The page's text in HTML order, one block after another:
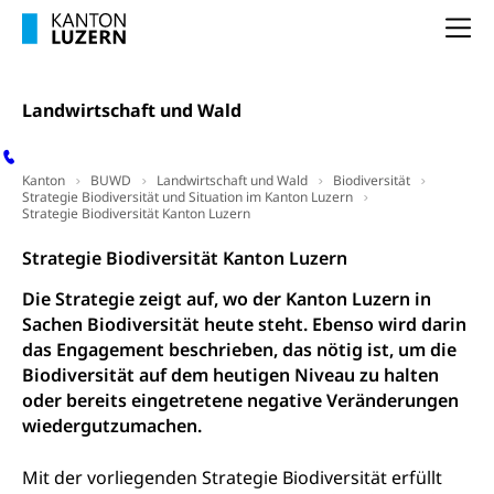
Landwirtschaft und Wald
Kanton BUWD Landwirtschaft und Wald
Biodiversität
Strategie Biodiversität und Situation im Kanton Luzern
Strategie Biodiversität Kanton Luzern
Strategie Biodiversität Kanton Luzern
Die Strategie zeigt auf, wo der Kanton Luzern in
Sachen Biodiversität heute steht. Ebenso wird darin
das Engagement beschrieben, das nötig ist, um die
Biodiversität auf dem heutigen Niveau zu halten
oder bereits eingetretene negative Veränderungen
wiedergutzumachen.
Mit der vorliegenden Strategie Biodiversität erfüllt
Innovative Projekte Landwirtschaft und
Umschulung, zweiter Bildungsweg,
Nachdiplomstudium, Zusatzlehre, Höhere
Studienberatung, Beratung und Unterstützung,
Erwachsenenmatura
Bildungsgutscheine Grundkompetenzen
Bildung & Berufsabschluss für Erwachsene
Fachperson Betreuung (verkürzte
Grundbildung)
Fachperson Gesundheit (verkürzte
Grundbildung)
Allgemeinbildung für Erwachsene
Berufliche Grundbildung
Lehre, Berufsfachschule, Lehrbetrieb, Lehrvertrag,
Berufswahl & Berufsberatung, Schnupperlehre und
Brückenangebote, Zugewanderte & Arbeitsmarkt,
Fachstelle Berufsbildung
Schulen und Berufsbildungszentren
Integrationsvorlehre INVOL Zentralschweiz
MobiLingua
Hochschule Fachhochschule
Studium, Hochschulstudium, tertiäre Bildung